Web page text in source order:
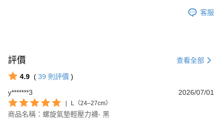
國際運送 查看運費
客服
評價 查看全部
4.9 ( 39 則評價 )
y*******3
2026/07/01
L（24–27cm）
商品名稱：螺旋氣墊輕壓力襪- 黑